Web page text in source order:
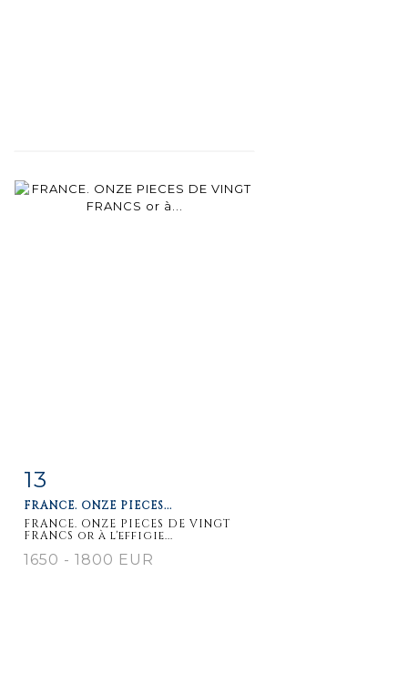
Item detail
13
FRANCE. ONZE PIECES...
FRANCE. ONZE PIECES DE VINGT
FRANCS or à l'effigie...
1650 - 1800 EUR